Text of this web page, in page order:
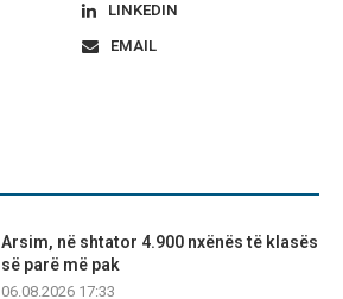
LINKEDIN
EMAIL
Arsim, në shtator 4.900 nxënës të klasës
së parë më pak
06.08.2026 17:33